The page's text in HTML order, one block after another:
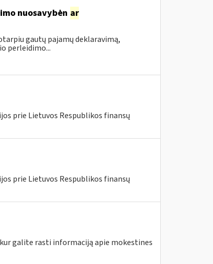
nuosavybėn ar
gautų pajamų deklaravimą,
perleidimo...
prie Lietuvos Respublikos finansų
prie Lietuvos Respublikos finansų
galite rasti informaciją apie mokestines